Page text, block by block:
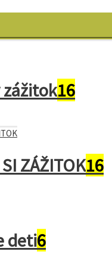
16
ZÁŽITOK16
deti6